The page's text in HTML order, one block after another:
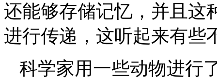
还能够存储记忆，并且这
进行传递，这听起来有些
科学家用一些动物进行